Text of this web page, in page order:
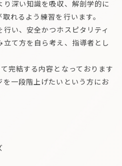
深い知識を吸収、解剖学的に
れるよう練習を行います。
い、安全かつホスピタリティ
て方を自ら考え、指導者とし
完結する内容となっております
一段階上げたいという方にお